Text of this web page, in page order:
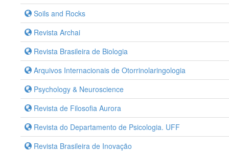
Soils and Rocks
Revista Archai
Revista Brasileira de Biologia
Arquivos Internacionais de Otorrinolaringologia
Psychology & Neuroscience
Revista de Filosofia Aurora
Revista do Departamento de Psicologia. UFF
Revista Brasileira de Inovação